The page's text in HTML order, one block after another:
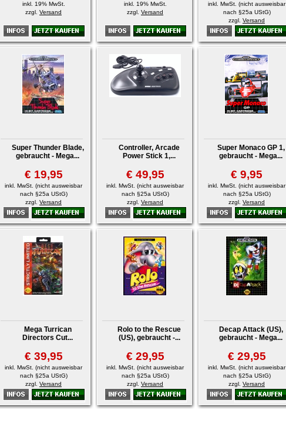
inkl. 19% MwSt.
zzgl. Versand
inkl. 19% MwSt.
zzgl. Versand
inkl. MwSt. (nicht ausweisbar
nach §25a UStG)
zzgl. Versand
Super Thunder Blade,
gebraucht - Mega...
€ 19,95
inkl. MwSt. (nicht ausweisbar
nach §25a UStG)
zzgl. Versand
Controller, Arcade
Power Stick 1,...
€ 49,95
inkl. MwSt. (nicht ausweisbar
nach §25a UStG)
zzgl. Versand
Super Monaco GP 1,
gebraucht - Mega...
€ 9,95
inkl. MwSt. (nicht ausweisbar
nach §25a UStG)
zzgl. Versand
Mega Turrican
Directors Cut...
€ 39,95
inkl. MwSt. (nicht ausweisbar
nach §25a UStG)
zzgl. Versand
Rolo to the Rescue
(US), gebraucht -...
€ 29,95
inkl. MwSt. (nicht ausweisbar
nach §25a UStG)
zzgl. Versand
Decap Attack (US),
gebraucht - Mega...
€ 29,95
inkl. MwSt. (nicht ausweisbar
nach §25a UStG)
zzgl. Versand